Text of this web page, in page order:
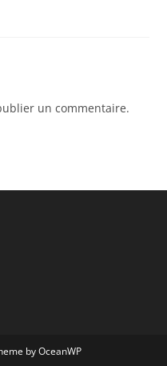
un commentaire.
by OceanWP